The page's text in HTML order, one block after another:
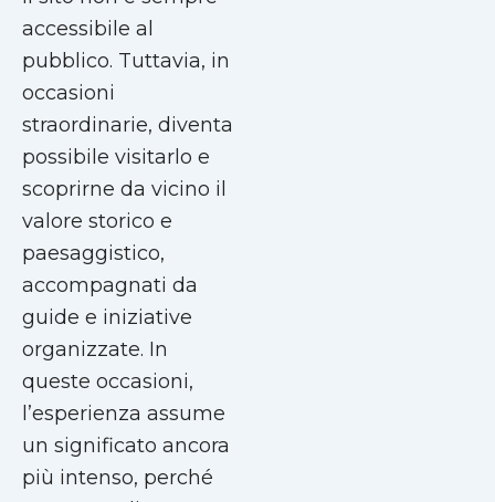
accessibile al
pubblico. Tuttavia, in
occasioni
straordinarie, diventa
possibile visitarlo e
scoprirne da vicino il
valore storico e
paesaggistico,
accompagnati da
guide e iniziative
organizzate. In
queste occasioni,
l’esperienza assume
un significato ancora
più intenso, perché